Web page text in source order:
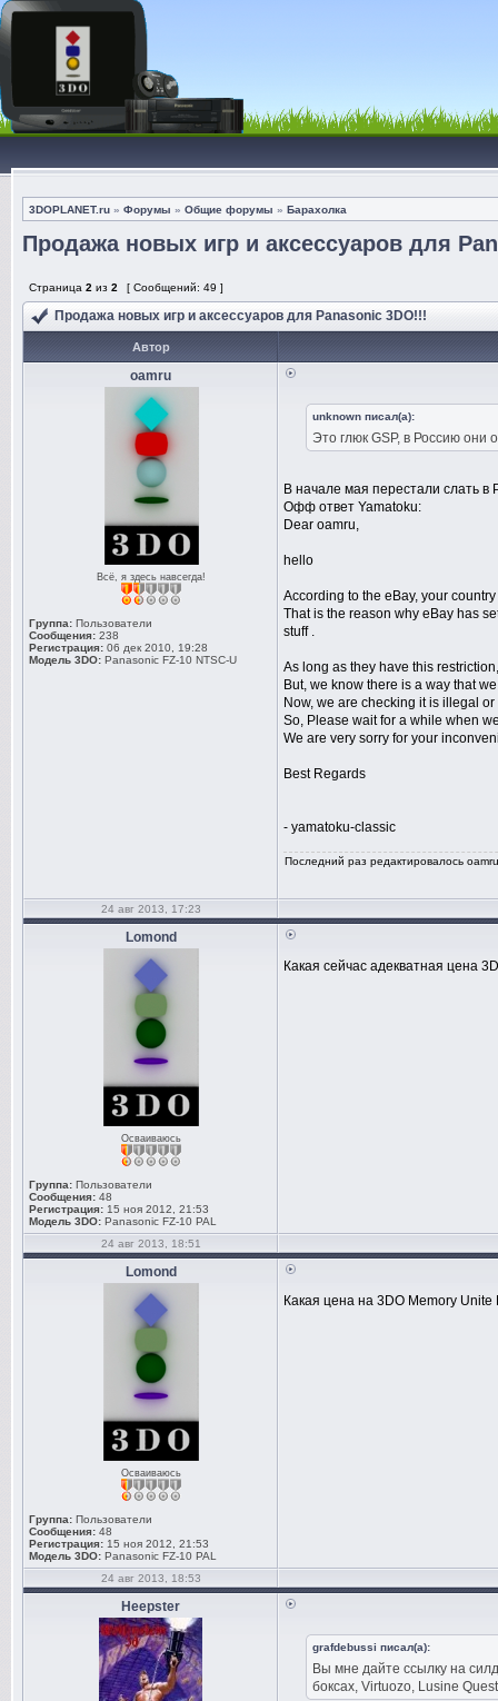
3DOPLANET.ru » Форумы » Общие форумы » Барахолка
Продажа новых игр и аксессуаров для
Страница 2 из 2 [ Сообщений: 49 ]
Продажа новых игр и аксессуаров для Panasonic 3DO!!!
Автор
oamru
Всё, я здесь навсегда!
Группа: Пользователи
Сообщения: 238
Регистрация: 06 дек 2010, 19:28
Модель 3DO: Panasonic FZ-10 NTSC-U
unknown писал(а):
Это глюк GSP, в Россию они
В начале мая перестали слать в
Офф ответ Yamatoku:
Dear oamru,
hello
According to the eBay, your
That is the reason why eBay has
stuff .
As long as they have this
But, we know there is a way that
Now, we are checking it is illegal
So, Please wait for a while when
We are very sorry for your
Best Regards
- yamatoku-classic
Последний раз редактировалось
24 авг 2013, 17:23
Lomond
Осваиваюсь
Группа: Пользователи
Сообщения: 48
Регистрация: 15 ноя 2012, 21:53
Модель 3DO: Panasonic FZ-10 PAL
Какая сейчас адекватная цена
24 авг 2013, 18:51
Lomond
Осваиваюсь
Группа: Пользователи
Сообщения: 48
Регистрация: 15 ноя 2012, 21:53
Модель 3DO: Panasonic FZ-10 PAL
Какая цена на 3DO Memory
24 авг 2013, 18:53
Heepster
grafdebussi писал(а):
Вы мне дайте ссылку на
боксах, Virtuozo, Lusine